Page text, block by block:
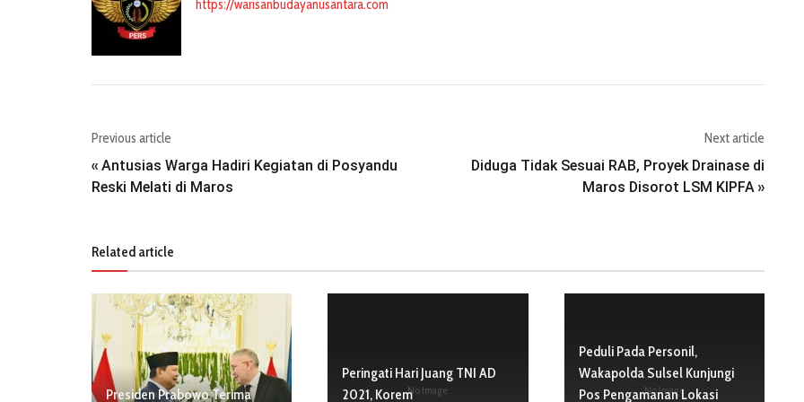
https://warisanbudayanusantara.com
Previous article
« Antusias Warga Hadiri Kegiatan di Posyandu
Reski Melati di Maros
Next article
Diduga Tidak Sesuai RAB, Proyek Drainase di
Maros Disorot LSM KIPFA »
Related article
Presiden Prabowo Terima No Image
Peringati Hari Juang TNI AD
2021, Korem
No Image
Peduli Pada Personil,
Wakapolda Sulsel Kunjungi
Pos Pengamanan Lokasi